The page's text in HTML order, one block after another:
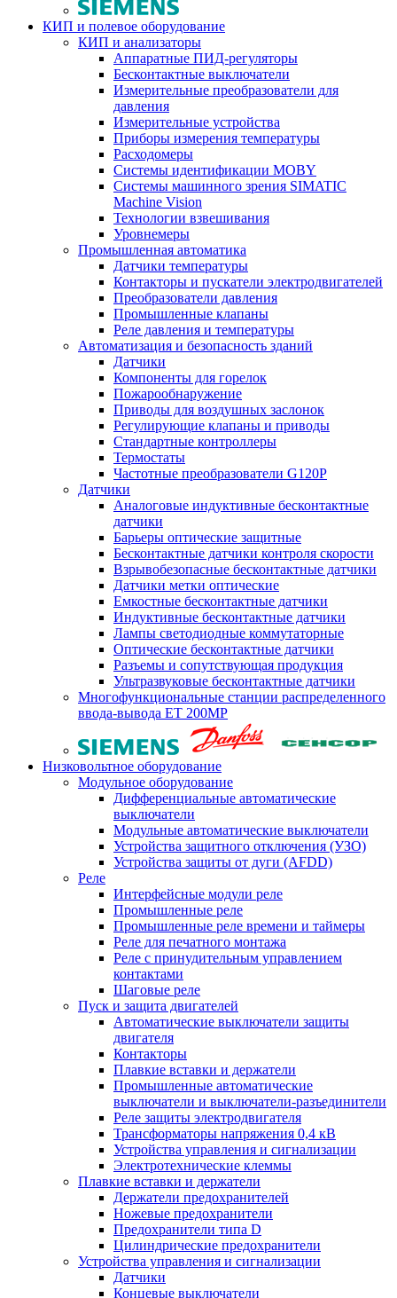
КИП и полевое оборудование
КИП и анализаторы
Аппаратные ПИД-регуляторы
Бесконтактные выключатели
Измерительные преобразователи для
давления
Измерительные устройства
Приборы измерения температуры
Расходомеры
Системы идентификации MOBY
Системы машинного зрения SIMATIC
Machine Vision
Технологии взвешивания
Уровнемеры
Промышленная автоматика
Датчики температуры
Контакторы и пускатели электродвигателей
Преобразователи давления
Промышленные клапаны
Реле давления и температуры
Автоматизация и безопасность зданий
Датчики
Компоненты для горелок
Пожарообнаружение
Приводы для воздушных заслонок
Регулирующие клапаны и приводы
Стандартные контроллеры
Термостаты
Частотные преобразователи G120P
Датчики
Аналоговые индуктивные бесконтактные
датчики
Барьеры оптические защитные
Бесконтактные датчики контроля скорости
Взрывобезопасные бесконтактные датчики
Датчики метки оптические
Емкостные бесконтактные датчики
Индуктивные бесконтактные датчики
Лампы светодиодные коммутаторные
Оптические бесконтактные датчики
Разъемы и сопутствующая продукция
Ультразвуковые бесконтактные датчики
Многофункциональные станции распределенного
ввода-вывода ET 200MP
Низковольтное оборудование
Модульное оборудование
Дифференциальные автоматические
выключатели
Модульные автоматические выключатели
Устройства защитного отключения (УЗО)
Устройства защиты от дуги (AFDD)
Реле
Интерфейсные модули реле
Промышленные реле
Промышленные реле времени и таймеры
Реле для печатного монтажа
Реле с принудительным управлением
контактами
Шаговые реле
Пуск и защита двигателей
Автоматические выключатели защиты
двигателя
Контакторы
Плавкие вставки и держатели
Промышленные автоматические
выключатели и выключатели-разъединители
Реле защиты электродвигателя
Трансформаторы напряжения 0,4 кВ
Устройства управления и сигнализации
Электротехнические клеммы
Плавкие вставки и держатели
Держатели предохранителей
Ножевые предохранители
Предохранители типа D
Цилиндрические предохранители
Устройства управления и сигнализации
Датчики
Концевые выключатели